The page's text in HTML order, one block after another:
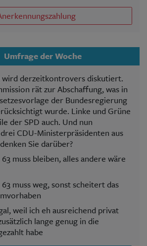
Umfrage der Woche
wird derzeitkontrovers diskutiert.
rät zur Abschaffung, was in
der Bundesregierung
wurde. Linke und Grüne
der SPD auch. Und nun
CDU-Ministerpräsidenten aus
Sie darüber?
muss bleiben, alles andere wäre
muss weg, sonst scheitert das
weil ich eh ausreichend privat
lange genug in die
habe